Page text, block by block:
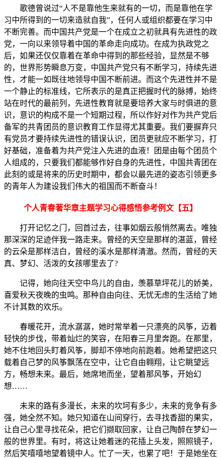
歌德曾说过“人不是靠他生来就有的一切，而是靠他在学
习中所得到的一切来造就自我”，任何人或组织都要在学习中
不断完善。而中国共产党是一个在成立之初就具有先进性的政
党，一向以来领导着中国的革命走向成功。在成为执政党之
后，如果还仅仅靠着在革命中得到的那些经验，显然是不够
的，世界形势瞬息万变，中国共产党只有不断学习，持续先进
性，才能一如既往地领导中国不断前进。而这个先进性并不是
一个静止的标准线，它所表示的是真正把握时代的脉搏，始终
站在时代的最前列，先进性教育就是要培养大家与时俱进的意
识，意识的构成不是一个短期过程，所以作好对作为共产党后
备军的共青团员的意识教育工作显得尤其重要。我们要摒弃只
有党员才要持续先进性的错误认识，团员更就应不断学习，打
好基础，准备着为共产党注入先进的血液！团是由每个团员个
人组成的，只要我们都能够作好自身的先进性，中国共青团在
此刻的或是将来的历史时期中，都会以最先进的姿态引领更多
的青年人为建设我们伟大的祖国而不断奋斗！
个人青春著华章主题学习心得感悟参考例文【五】
打开记忆之门，回首过去，往事如烟云般悄然离去。唯独
那深深的足迹伴我一路走来。曾经的天空是那样的湛蓝，曾经
的云朵是那样洁白，曾经的溪水是那样清澈。然而，曾经的天
真、梦幻、活泼的女孩哪里去了?
记得，她向往天空中鸟儿的自由，羡慕草坪花儿的娇美，
喜爱秋天夜晚的虫鸣。那种自由向往、无忧无虑的生活给了她
不计其数的欢乐。
春暖花开，流水潺潺，她时常举着一只漂亮的风筝，迈着
轻快的步伐，带着灿烂的笑容，在阳春三月里奔跑。在那里，
她不住地回头盯着风筝，脚却不停地向前跑着。她希望把这只
载着自己梦的风筝飘荡在空中，让它自由翱翔，让它眺望远
方，畅想未来。最后，她席地而坐，望着那风筝，开始幻
想……
未来的路有多漫长，未来的坎坷有多少，未来的竞争有多
强，她全然不知。她只知道在山间穿行，去寻找香甜的果实，
让自己心里寻找花朵，把它们撷取回家，让自己陶醉在梦幻一
般的世界里。有时，将这让她着迷的花插上头发，照照镜子，
然后笑嘻嘻地望着镜中人。忙了一天，也累了吧！于是她坐在